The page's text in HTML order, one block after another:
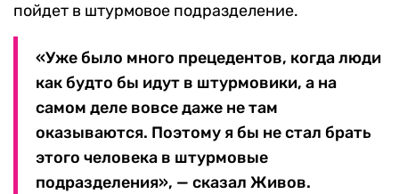
пойдет в штурмовое подразделение.
«Уже было много прецедентов, когда люди
как будто бы идут в штурмовики, а на
самом деле вовсе даже не там
оказываются. Поэтому я бы не стал брать
этого человека в штурмовые
подразделения», — сказал Живов.